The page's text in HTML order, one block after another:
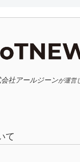
社アールジーンが運営
て